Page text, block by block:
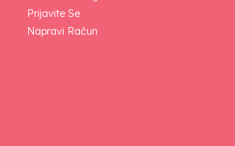
Prijavite Se
Napravi Račun